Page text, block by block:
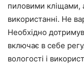
пиловими кліщами,
використанні. Не
Необхідно
включає в себе
вологості і